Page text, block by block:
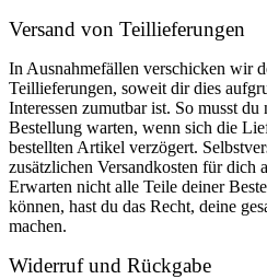
Versand von Teillieferungen
In Ausnahmefällen verschicken wir
Teillieferungen, soweit dir dies
Interessen zumutbar ist. So musst du
Bestellung warten, wenn sich die
bestellten Artikel verzögert.
zusätzlichen Versandkosten für
Erwarten nicht alle Teile deiner
können, hast du das Recht, deine
machen.
Widerruf und Rückgabe